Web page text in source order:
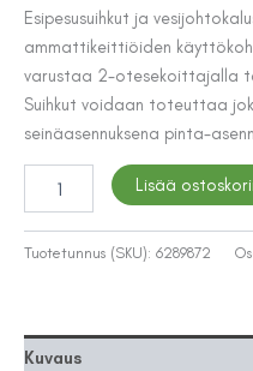
hinta
oli:
207,08 €.
Esipesusuihkut ja
ammattikeittiöiden
varustaa 2-otesekoittajalla
Suihkut voidaan toteuttaa
seinäasennuksena pinta-
ESIHUUHTELUSUIHKUTARVIKE
XYLEM
3/800mm
Lisää
Tuotetunnus (SKU): 6289872
Kuvaus